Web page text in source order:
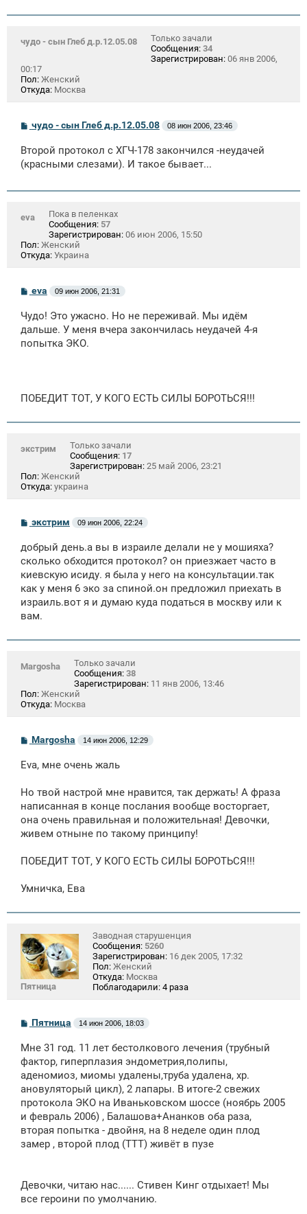
е
чудо - сын Глеб д.р.12.05.08
Только зачали
Сообщения: 34
Зарегистрирован: 06 янв 2006,
00:17
Пол: Женский
Откуда: Москва
С
о
б
щ
е
и
чудо - сын Глеб д.р.12.05.08 08 июн 2006, 23:46
Второй протокол с ХГЧ-178 закончился -неудачей
(красными слезами). И такое бывает...
eva
Пока в пеленках
Сообщения: 57
Зарегистрирован: 06 июн 2006, 15:50
Пол: Женский
Откуда: Украина
С
о
б
щ
н
eva 09 июн 2006, 21:31
Чудо! Это ужасно. Но не переживай. Мы идём
дальше. У меня вчера закончилась неудачей 4-я
попытка ЭКО.
ПОБЕДИТ ТОТ, У КОГО ЕСТЬ СИЛЫ БОРОТЬСЯ!!!
экстрим
Только зачали
Сообщения: 17
Зарегистрирован: 25 май 2006, 23:21
Пол: Женский
Откуда: украина
С
о
б
щ
н
и
экстрим 09 июн 2006, 22:24
добрый день.а вы в израиле делали не у мошияха?
сколько обходится протокол? он приезжает часто в
киевскую исиду. я была у него на консультации.так
как у меня 6 эко за спиной.он предложил приехать в
израиль.вот я и думаю куда податься в москву или к
вам.
Margosha
Только зачали
Сообщения: 38
Зарегистрирован: 11 янв 2006, 13:46
Пол: Женский
Откуда: Москва
С
о
б
н
и
Margosha 14 июн 2006, 12:29
Eva, мне очень жаль
Но твой настрой мне нравится, так держать! А фраза
написанная в конце послания вообще восторгает,
она очень правильная и положительная! Девочки,
живем отныне по такому принципу!
ПОБЕДИТ ТОТ, У КОГО ЕСТЬ СИЛЫ БОРОТЬСЯ!!!
Умничка, Ева
Пятница
Заводная старушенция
Сообщения: 5260
Зарегистрирован: 16 дек 2005, 17:32
Пол: Женский
Откуда: Москва
Поблагодарили: 4 раза
С
о
б
щ
н
и
Пятница 14 июн 2006, 18:03
Мне 31 год. 11 лет бестолкового лечения (трубный
фактор, гиперплазия эндометрия,полипы,
аденомиоз, миомы удалены,труба удалена, хр.
ановуляторый цикл), 2 лапары. В итоге-2 свежих
протокола ЭКО на Иваньковском шоссе (ноябрь 2005
и февраль 2006) , Балашова+Ананков оба раза,
вторая попытка - двойня, на 8 неделе один плод
замер , второй плод (ТТТ) живёт в пузе
Девочки, читаю нас...... Стивен Кинг отдыхает! Мы
все героини по умолчанию.